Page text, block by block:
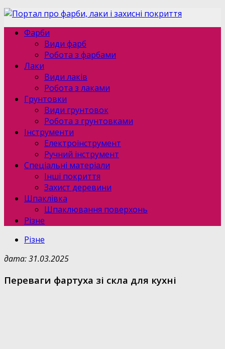
Фарби
Види фарб
Робота з фарбами
Лаки
Види лаків
Робота з лаками
Грунтовки
Види грунтовок
Робота з грунтовками
Інструменти
Електроінструмент
Ручний інструмент
Спеціальні матеріали
Інші покриття
Захист деревини
Шпаклівка
Шпаклювання поверхонь
Різне
Різне
дата: 31.03.2025
Переваги фартуха зі скла для кухні